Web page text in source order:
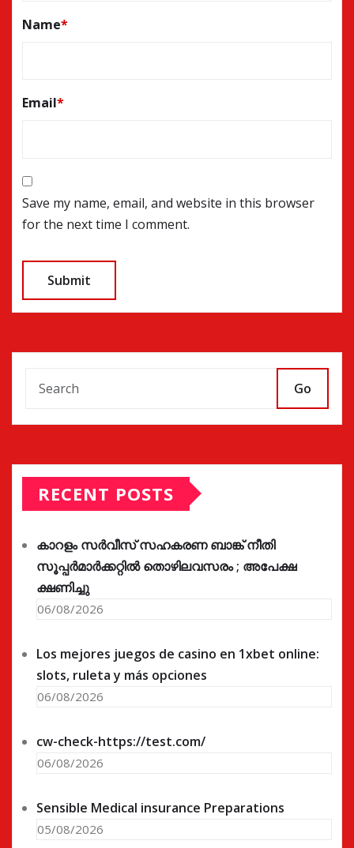
Name*
Email*
Save my name, email, and website in this browser
for the next time I comment.
Go
RECENT POSTS
കാറളം സർവീസ് സഹകരണ ബാങ്ക് നീതി
സൂപ്പർമാർക്കറ്റിൽ തൊഴിലവസരം ; അപേക്ഷ
ക്ഷണിച്ചു
06/08/2026
Los mejores juegos de casino en 1xbet online:
slots, ruleta y más opciones
06/08/2026
cw-check-https://test.com/
06/08/2026
Sensible Medical insurance Preparations
05/08/2026